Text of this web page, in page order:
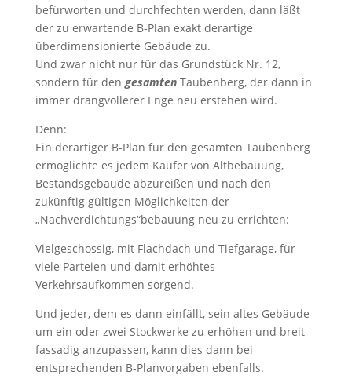
befürworten und durchfechten werden, dann läßt
der zu erwartende B-Plan exakt derartige
überdimensionierte Gebäude zu.
Und zwar nicht nur für das Grundstück Nr. 12,
sondern für den gesamtenTaubenberg, der dann in
immer drangvollerer Enge neu erstehen wird.
Denn:
Ein derartiger B-Plan für den gesamten Taubenberg
ermöglichte es jedem Käufer von Altbebauung,
Bestandsgebäude abzureißen und nach den
zukünftig gültigen Möglichkeiten der
„Nachverdichtungs“bebauung neu zu errichten:
Vielgeschossig, mit Flachdach und Tiefgarage, für
viele Parteien und damit erhöhtes
Verkehrsaufkommen sorgend.
Und jeder, dem es dann einfällt, sein altes Gebäude
um ein oder zwei Stockwerke zu erhöhen und breit-
fassadig anzupassen, kann dies dann bei
entsprechenden B-Planvorgaben ebenfalls.